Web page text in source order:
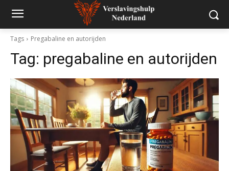
Tags Pregabaline en autorijden
Tag: pregabaline en autorijden